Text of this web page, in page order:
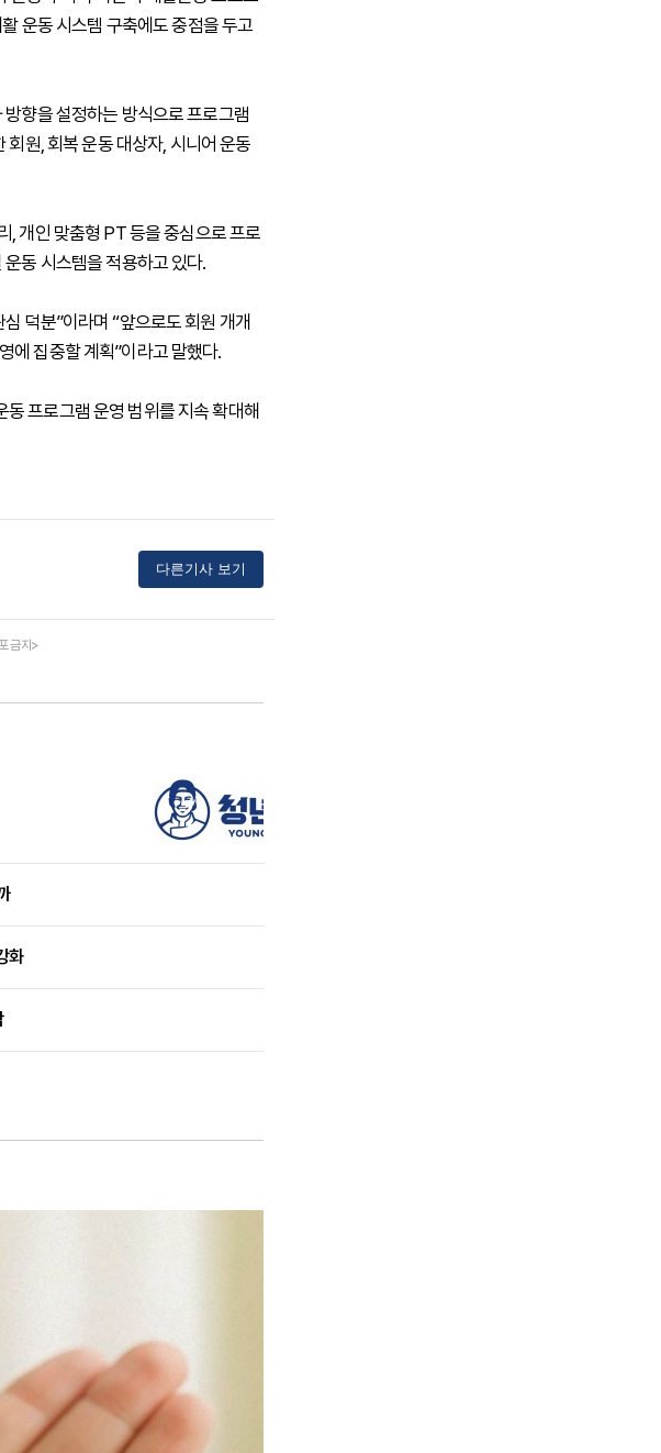
운동 시스템 구축에도 중점을 두고
향을 설정하는 방식으로 프로그램
원, 회복 운동 대상자, 시니어 운동
, 개인 맞춤형 PT 등을 중심으로 프로
동 시스템을 적용하고 있다.
덕분”이라며 “앞으로도 회원 개개
에 집중할 계획”이라고 말했다.
프로그램 운영 범위를 지속 확대해
다른기사 보기
금지>
화